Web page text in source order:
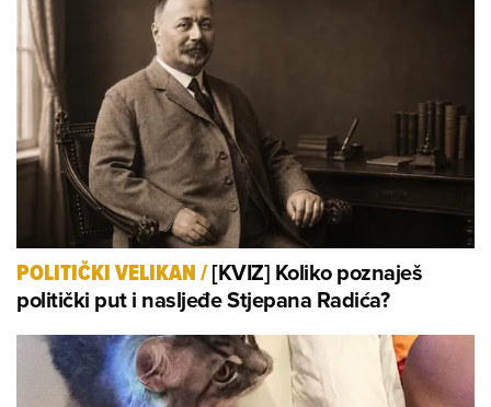
POLITIČKI VELIKAN/[KVIZ] Koliko poznaješ
politički put i nasljeđe Stjepana Radića?